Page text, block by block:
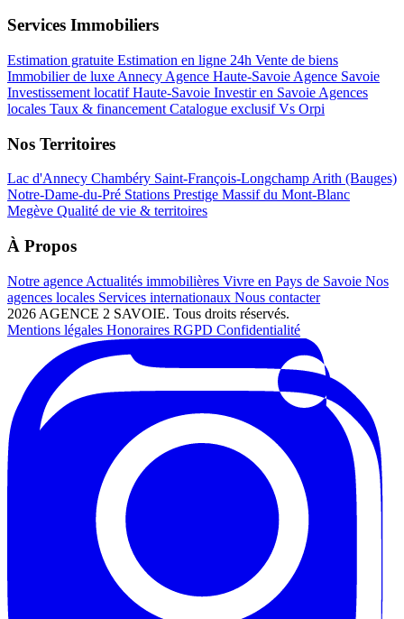
Services Immobiliers
Estimation gratuite Estimation en ligne 24h Vente de biens
Immobilier de luxe Annecy Agence Haute-Savoie Agence Savoie
Investissement locatif Haute-Savoie Investir en Savoie Agences
locales Taux & financement Catalogue exclusifVs Orpi
Nos Territoires
Lac d'Annecy Chambéry Saint-François-LongchampArith (Bauges)
Notre-Dame-du-Pré Stations Prestige Massif du Mont-Blanc
Megève Qualité de vie & territoires
À Propos
Notre agence Actualités immobilières Vivre en Pays de Savoie Nos
agences locales Services internationaux Nous contacter
2026 AGENCE 2 SAVOIE. Tous droits réservés.
Mentions légales Honoraires RGPD Confidentialité